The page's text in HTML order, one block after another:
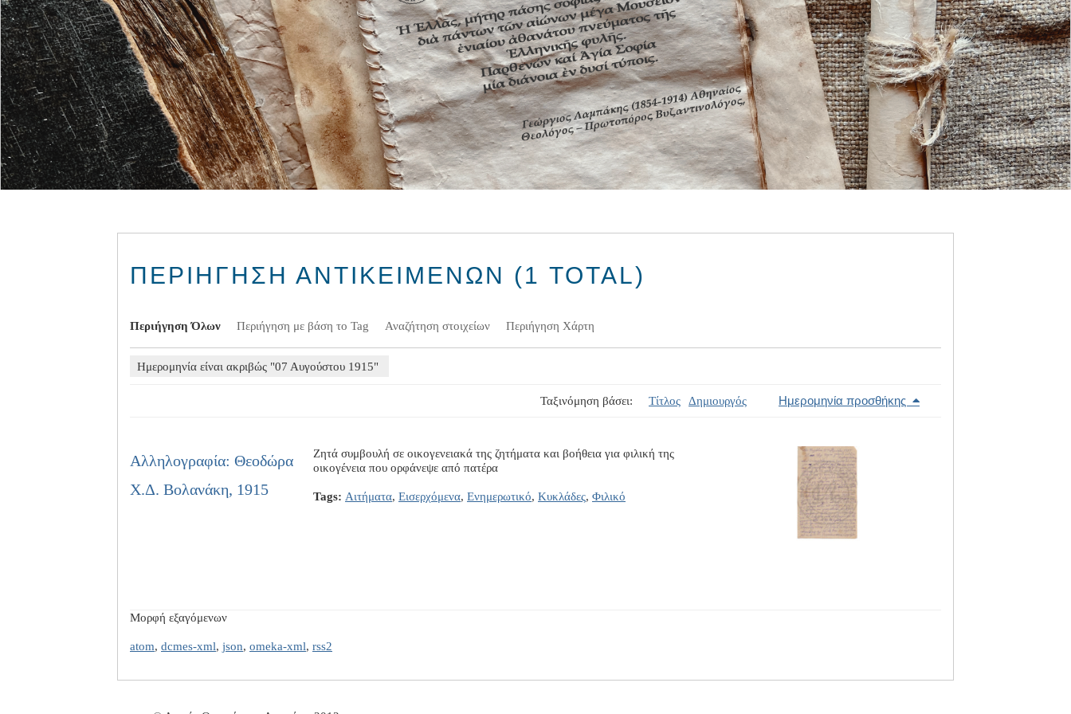
ΠΕΡΙΉΓΗΣΗ ΑΝΤΙΚΕΊΜΕΝΩΝ (1 TOTAL)
Περιήγηση Όλων Περιήγηση με βάση το Tag Αναζήτηση στοιχείων Περιήγηση Χάρτη
Ημερομηνία είναι ακριβώς "07 Αυγούστου 1915"
Ταξινόμηση βάσει: Τίτλος Δημιουργός Ημερομηνία προσθήκης
Αλληλογραφία: Θεοδώρα
Χ.Δ. Βολανάκη, 1915
Ζητά συμβουλή σε οικογενειακά της ζητήματα και βοήθεια για φιλική της
οικογένεια που ορφάνεψε από πατέρα
Tags: Αιτήματα, Εισερχόμενα, Ενημερωτικό, Κυκλάδες, Φιλικό
Μορφή εξαγόμενων
atom, dcmes-xml, json, omeka-xml, rss2